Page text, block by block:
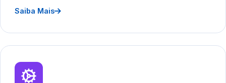
Saiba Mais